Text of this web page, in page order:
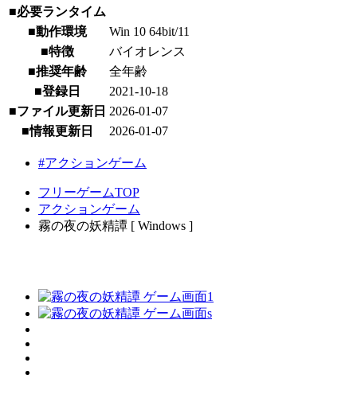
■必要ランタイム
■動作環境
Win 10 64bit/11
■特徴
バイオレンス
■推奨年齢
全年齢
■登録日
2021-10-18
■ファイル更新日 2026-01-07
■情報更新日
2026-01-07
#アクションゲーム
フリーゲームTOP
アクションゲーム
霧の夜の妖精譚 [ Windows ]